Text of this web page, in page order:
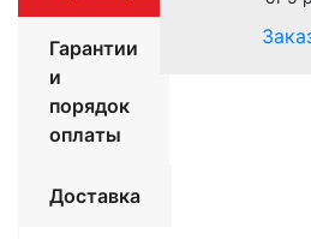
Гарантии
и
порядок
оплаты
Доставка